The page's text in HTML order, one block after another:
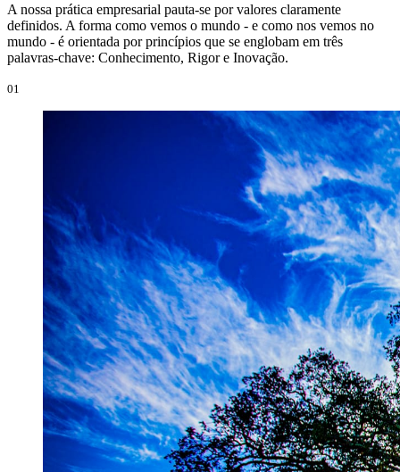
A nossa prática empresarial pauta-se por valores claramente
definidos. A forma como vemos o mundo - e como nos vemos no
mundo - é orientada por princípios que se englobam em três
palavras-chave: Conhecimento, Rigor e Inovação.
01